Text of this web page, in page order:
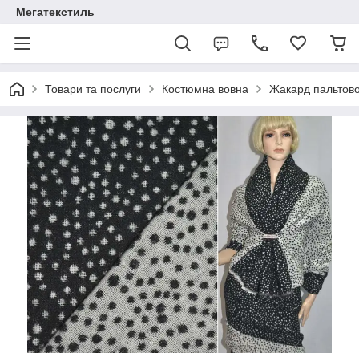
Мегатекстиль
Товари та послуги Костюмна вовна Жакард